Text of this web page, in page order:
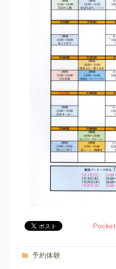
Pocket
予約体験